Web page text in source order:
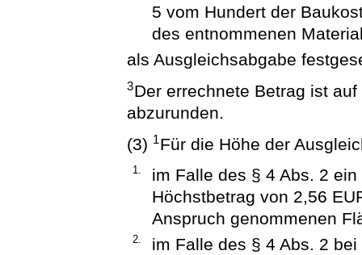
5 vom Hundert der
des entnommenen
als Ausgleichsabgabe
3Der errechnete Betrag ist
abzurunden.
(3) 1Für die Höhe der
1.
im Falle des § 4 Abs. 2
Höchstbetrag von 2,56
Anspruch genommenen
2.
im Falle des § 4 Abs. 2